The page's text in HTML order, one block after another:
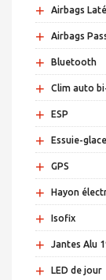
+ Airbags
+ Airbags
+ Bluetooth
+ Clim auto
+ ESP
+ Essuie-
+ GPS
+ Hayon
+ Isofix
+ Jantes Alu
+ LED de jour